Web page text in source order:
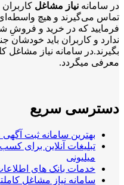
در سامانه نیاز مشاغل
تماس می‌گیرند و هیچ
فرمایید که در خرید و فروشِ
ندارد و کاربران باید خودشان
بگیرند.در سامانه نیاز
معرفی میگردد.
دسترسی سریع
بهترین سامانه ثبت
تبلیغات آنلاین برای
میلیونی
خدمات بانک های
سامانه نیاز مشاغل